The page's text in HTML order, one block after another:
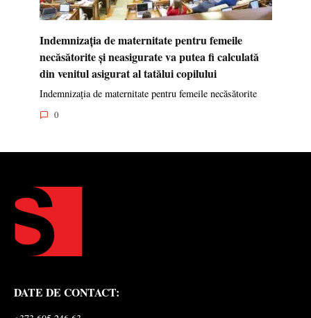
Indemnizația de maternitate pentru femeile
necăsătorite și neasigurate va putea fi calculată
din venitul asigurat al tatălui copilului
Indemnizația de maternitate pentru femeile necăsătorite
0
DATE DE CONTACT: